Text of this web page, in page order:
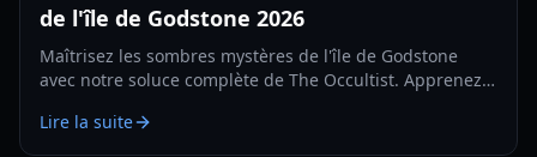
de l'île de Godstone 2026
Maîtrisez les sombres mystères de l'île de Godstone
avec notre soluce complète de The Occultist. Apprenez à
à l'horreur.
Lire la suite